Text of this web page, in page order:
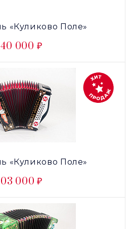
«Куликово Поле»
000 ₽
«Куликово Поле»
000 ₽